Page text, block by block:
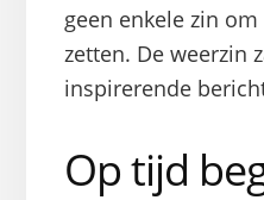
geen enkele zin
zetten. De weerzin
inspirerende
Op tijd